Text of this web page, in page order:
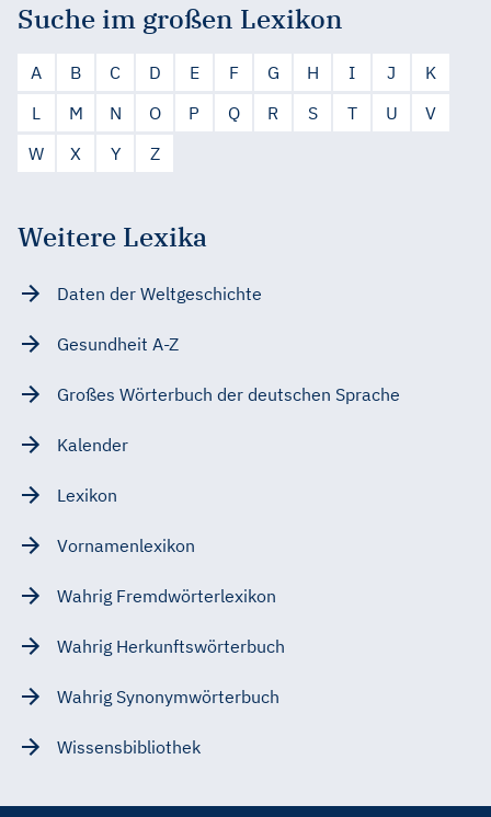
Suche im großen Lexikon
A B C D E F G H I J
K
L
M N O P Q R S T U
V
W
X Y Z
Weitere Lexika
Daten der Weltgeschichte
Gesundheit A-Z
Großes Wörterbuch der deutschen Sprache
Kalender
Lexikon
Vornamenlexikon
Wahrig Fremdwörterlexikon
Wahrig Herkunftswörterbuch
Wahrig Synonymwörterbuch
Wissensbibliothek